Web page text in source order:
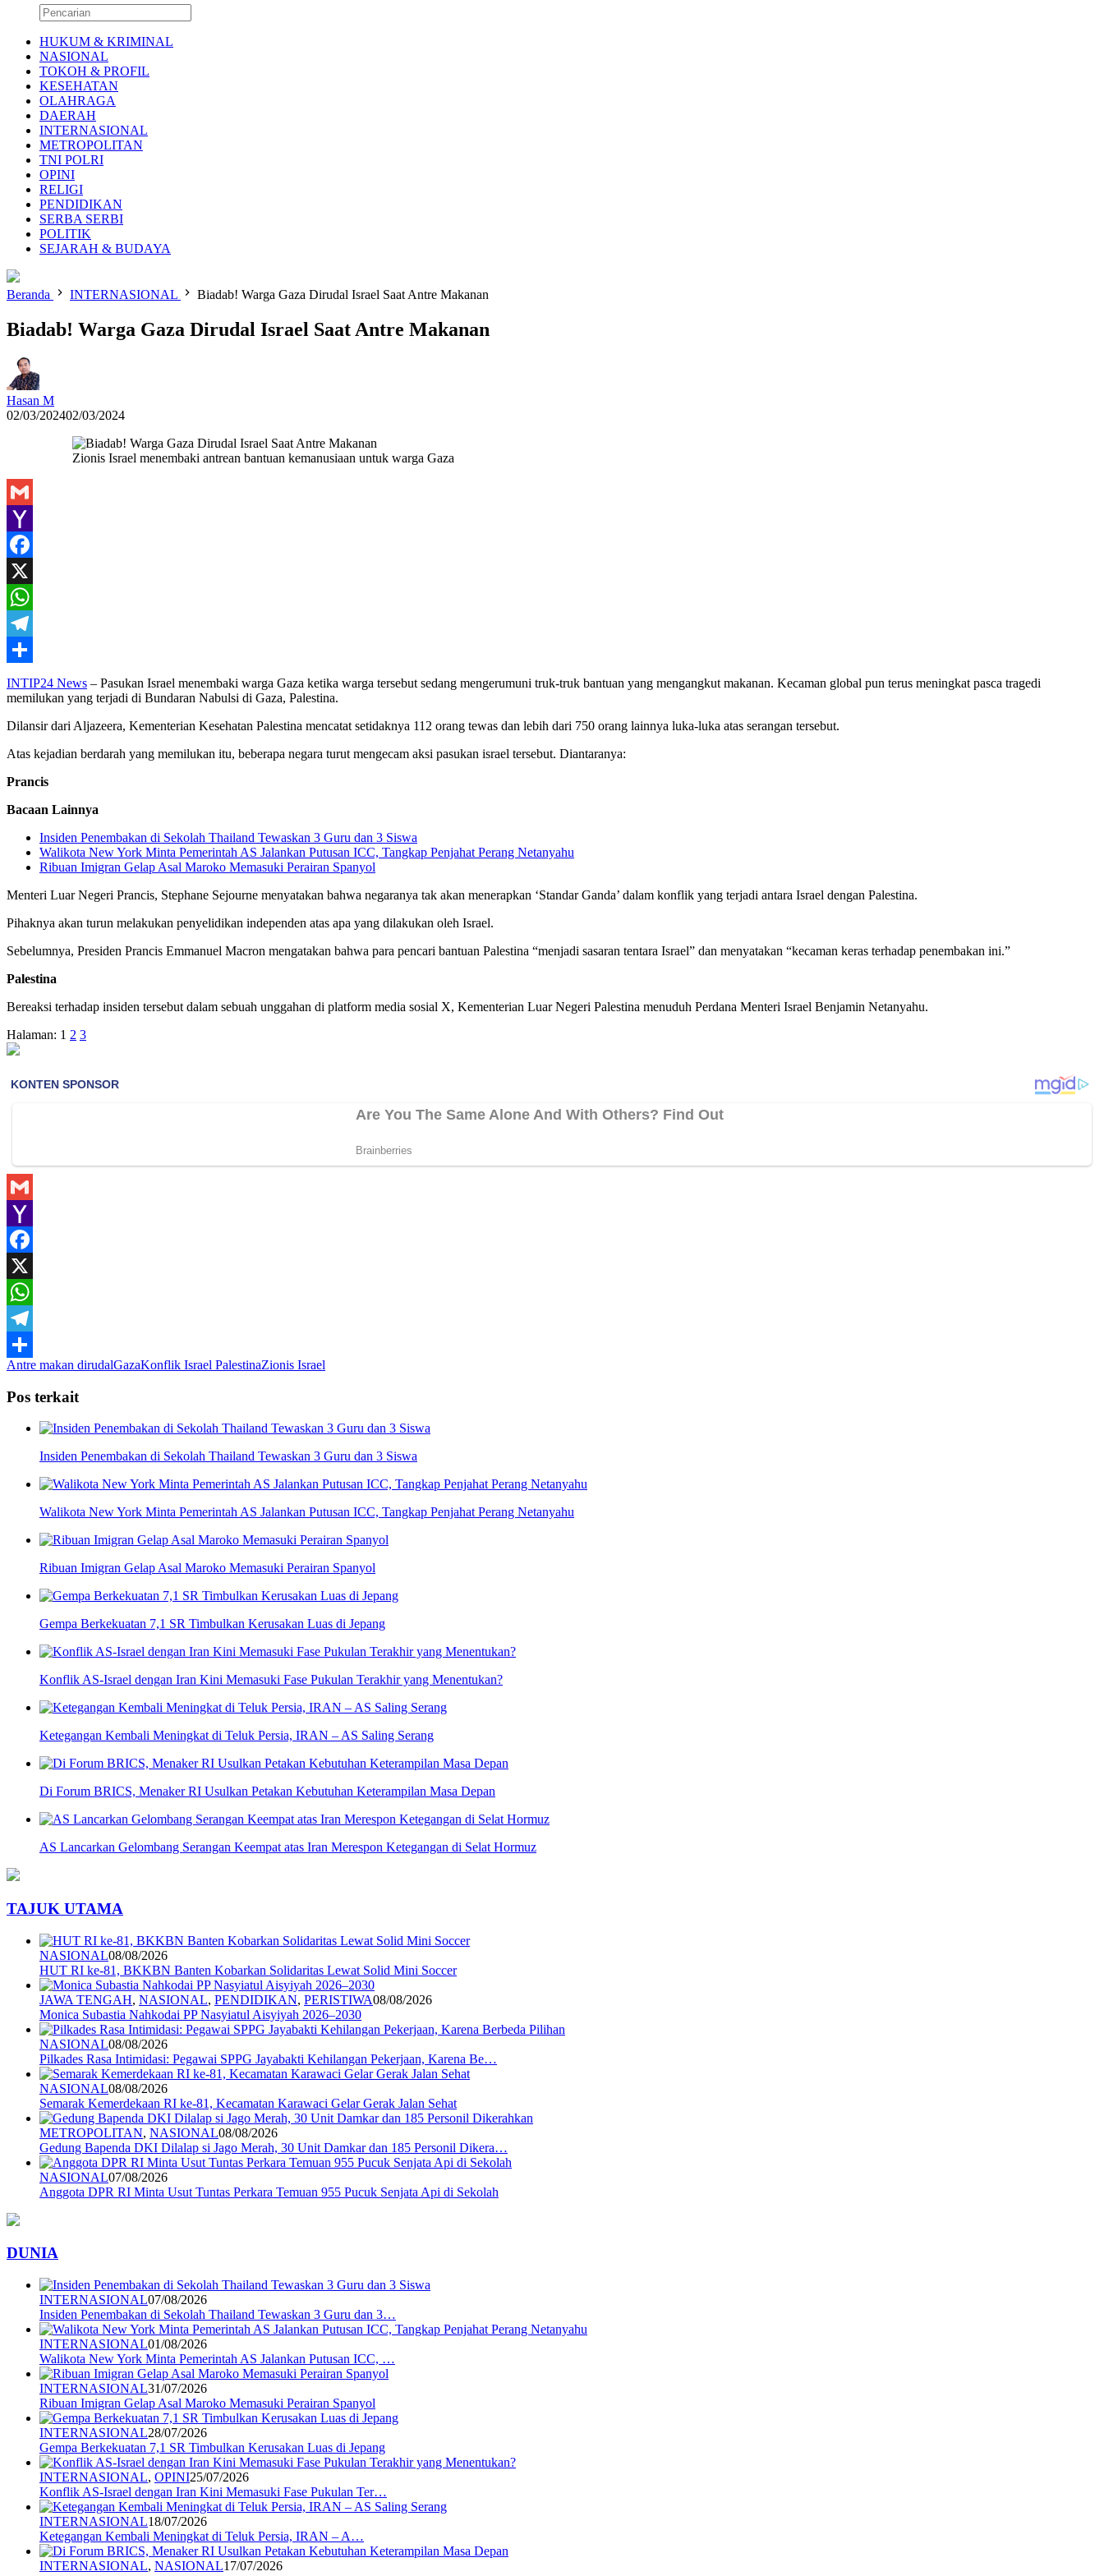
HUKUM & KRIMINAL
NASIONAL
TOKOH & PROFIL
KESEHATAN
OLAHRAGA
DAERAH
INTERNASIONAL
METROPOLITAN
TNI POLRI
OPINI
RELIGI
PENDIDIKAN
SERBA SERBI
POLITIK
SEJARAH & BUDAYA
Beranda INTERNASIONAL Biadab! Warga Gaza Dirudal Israel Saat Antre Makanan
Biadab! Warga Gaza Dirudal Israel Saat Antre Makanan
Hasan M
02/03/202402/03/2024
Zionis Israel menembaki antrean bantuan kemanusiaan untuk warga Gaza
Gmail
Yahoo
Mail
Facebook
X
WhatsApp
Telegram
Share
INTIP24 News – Pasukan Israel menembaki warga Gaza ketika warga tersebut sedang mengerumuni truk-truk bantuan yang mengangkut makanan. Kecaman global pun terus meningkat pasca tragedi
memilukan yang terjadi di Bundaran Nabulsi di Gaza, Palestina.
Dilansir dari Aljazeera, Kementerian Kesehatan Palestina mencatat setidaknya 112 orang tewas dan lebih dari 750 orang lainnya luka-luka atas serangan tersebut.
Atas kejadian berdarah yang memilukan itu, beberapa negara turut mengecam aksi pasukan israel tersebut. Diantaranya:
Prancis
Bacaan Lainnya
Insiden Penembakan di Sekolah Thailand Tewaskan 3 Guru dan 3 Siswa
Walikota New York Minta Pemerintah AS Jalankan Putusan ICC, Tangkap Penjahat Perang Netanyahu
Ribuan Imigran Gelap Asal Maroko Memasuki Perairan Spanyol
Menteri Luar Negeri Prancis, Stephane Sejourne menyatakan bahwa negaranya tak akan menerapkan ‘Standar Ganda’ dalam konflik yang terjadi antara Israel dengan Palestina.
Pihaknya akan turun melakukan penyelidikan independen atas apa yang dilakukan oleh Israel.
Sebelumnya, Presiden Prancis Emmanuel Macron mengatakan bahwa para pencari bantuan Palestina “menjadi sasaran tentara Israel” dan menyatakan “kecaman keras terhadap penembakan ini.”
Palestina
Bereaksi terhadap insiden tersebut dalam sebuah unggahan di platform media sosial X, Kementerian Luar Negeri Palestina menuduh Perdana Menteri Israel Benjamin Netanyahu.
Halaman: 1 2 3
Gmail
Yahoo
Mail
Facebook
X
WhatsApp
Telegram
Share
Antre makan dirudalGazaKonflik Israel PalestinaZionis Israel
Pos terkait
Insiden Penembakan di Sekolah Thailand Tewaskan 3 Guru dan 3 Siswa
Walikota New York Minta Pemerintah AS Jalankan Putusan ICC, Tangkap Penjahat Perang Netanyahu
Ribuan Imigran Gelap Asal Maroko Memasuki Perairan Spanyol
Gempa Berkekuatan 7,1 SR Timbulkan Kerusakan Luas di Jepang
Konflik AS-Israel dengan Iran Kini Memasuki Fase Pukulan Terakhir yang Menentukan?
Ketegangan Kembali Meningkat di Teluk Persia, IRAN – AS Saling Serang
Di Forum BRICS, Menaker RI Usulkan Petakan Kebutuhan Keterampilan Masa Depan
AS Lancarkan Gelombang Serangan Keempat atas Iran Merespon Ketegangan di Selat Hormuz
TAJUK UTAMA
NASIONAL08/08/2026
HUT RI ke-81, BKKBN Banten Kobarkan Solidaritas Lewat Solid Mini Soccer
JAWA TENGAH, NASIONAL, PENDIDIKAN, PERISTIWA08/08/2026
Monica Subastia Nahkodai PP Nasyiatul Aisyiyah 2026–2030
NASIONAL08/08/2026
Pilkades Rasa Intimidasi: Pegawai SPPG Jayabakti Kehilangan Pekerjaan, Karena Be…
NASIONAL08/08/2026
Semarak Kemerdekaan RI ke-81, Kecamatan Karawaci Gelar Gerak Jalan Sehat
METROPOLITAN, NASIONAL08/08/2026
Gedung Bapenda DKI Dilalap si Jago Merah, 30 Unit Damkar dan 185 Personil Dikera…
NASIONAL07/08/2026
Anggota DPR RI Minta Usut Tuntas Perkara Temuan 955 Pucuk Senjata Api di Sekolah
DUNIA
INTERNASIONAL07/08/2026
Insiden Penembakan di Sekolah Thailand Tewaskan 3 Guru dan 3…
INTERNASIONAL01/08/2026
Walikota New York Minta Pemerintah AS Jalankan Putusan ICC, …
INTERNASIONAL31/07/2026
Ribuan Imigran Gelap Asal Maroko Memasuki Perairan Spanyol
INTERNASIONAL28/07/2026
Gempa Berkekuatan 7,1 SR Timbulkan Kerusakan Luas di Jepang
INTERNASIONAL, OPINI25/07/2026
Konflik AS-Israel dengan Iran Kini Memasuki Fase Pukulan Ter…
INTERNASIONAL18/07/2026
Ketegangan Kembali Meningkat di Teluk Persia, IRAN – A…
INTERNASIONAL, NASIONAL17/07/2026